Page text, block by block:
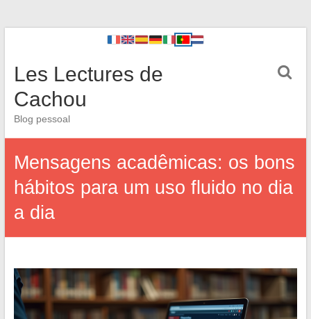
Les Lectures de
Cachou
Blog pessoal
Mensagens acadêmicas: os bons
hábitos para um uso fluido no dia
a dia